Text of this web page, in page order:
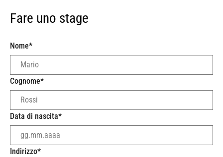
Fare uno stage
Nome*
Cognome*
Data di nascita*
Indirizzo*